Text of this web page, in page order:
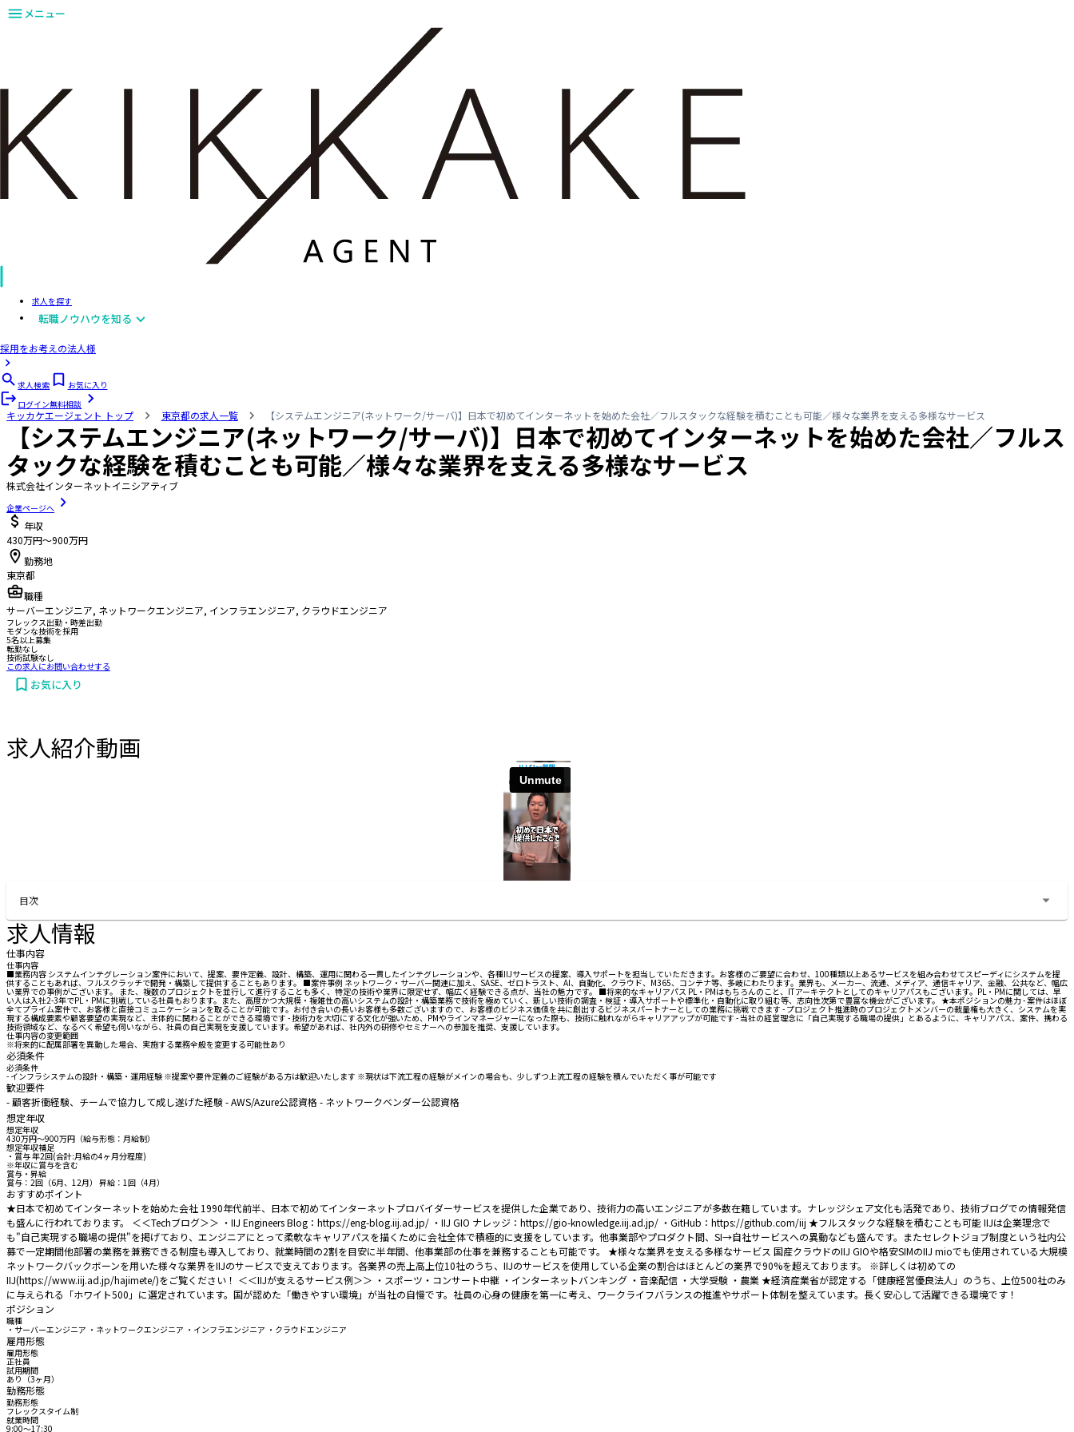
メニュー
求人を探す
転職ノウハウを知る
採用をお考えの法人様
求人検索
お気に入り
ログイン無料相談
キッカケエージェント トップ 東京都の求人一覧 【システムエンジニア(ネットワーク/サーバ)】日本で初めてインターネットを始めた会社／フルスタックな経験を積むことも可能／様々な業界を支える多様なサービス
【システムエンジニア(ネットワーク/サーバ)】日本で初めてインターネットを始めた会社／フルス
タックな経験を積むことも可能／様々な業界を支える多様なサービス
株式会社インターネットイニシアティブ
企業ページへ
年収
430万円〜900万円
勤務地
東京都
職種
サーバーエンジニア, ネットワークエンジニア, インフラエンジニア, クラウドエンジニア
フレックス出勤・時差出勤
モダンな技術を採用
5名以上募集
転勤なし
技術試験なし
この求人にお問い合わせする
お気に入り
お問い合わせする
求人紹介動画
目次
求人情報
仕事内容
仕事内容
■業務内容 システムインテグレーション案件において、提案、要件定義、設計、構築、運用に関わる一貫したインテグレーションや、各種IIJサービスの提案、導入サポートを担当していただきます。お客様のご要望に合わせ、100種類以上あるサービスを組み合わせてスピーディにシステムを提
供することもあれば、フルスクラッチで開発・構築して提供することもあります。 ■案件事例 ネットワーク・サーバー関連に加え、SASE、ゼロトラスト、AI、自動化、クラウド、M365、コンテナ等、多岐にわたります。業界も、メーカー、流通、メディア、通信キャリア、金融、公共など、幅広
い業界での事例がございます。 また、複数のプロジェクトを並行して進行することも多く、特定の技術や業界に限定せず、幅広く経験できる点が、当社の魅力です。 ■将来的なキャリアパス PL・PMはもちろんのこと、ITアーキテクトとしてのキャリアパスもございます。PL・PMに関しては、早
い人は入社2-3年でPL・PMに挑戦している社員もおります。また、高度かつ大規模・複雑性の高いシステムの設計・構築業務で技術を極めていく、新しい技術の調査・検証・導入サポートや標準化・自動化に取り組む等、志向性次第で豊富な機会がございます。 ★本ポジションの魅力 - 案件はほぼ
全てプライム案件で、お客様と直接コミュニケーションを取ることが可能です。お付き合いの長いお客様も多数ございますので、お客様のビジネス価値を共に創出するビジネスパートナーとしての業務に挑戦できます - プロジェクト推進時のプロジェクトメンバーの裁量権も大きく、システムを実
現する構成要素や顧客要望の実現など、主体的に関わることができる環境です - 技術力を大切にする文化が強いため、PMやラインマネージャーになった際も、技術に触れながらキャリアアップが可能です - 当社の経営理念に「自己実現する職場の提供」とあるように、キャリアパス、案件、携わる
技術領域など、なるべく希望も伺いながら、社員の自己実現を支援しています。希望があれば、社内外の研修やセミナーへの参加を推奨、支援しています。
仕事内容の変更範囲
※将来的に配属部署を異動した場合、実施する業務全般を変更する可能性あり
必須条件
必須条件
- インフラシステムの設計・構築・運用経験 ※提案や要件定義のご経験がある方は歓迎いたします ※現状は下流工程の経験がメインの場合も、少しずつ上流工程の経験を積んでいただく事が可能です
歓迎要件
- 顧客折衝経験、チームで協力して成し遂げた経験 - AWS/Azure公認資格 - ネットワークベンダー公認資格
想定年収
想定年収
430万円〜900万円（給与形態：月給制）
想定年収補足
・賞与 年2回(合計:月給の4ヶ月分程度)
※年収に賞与を含む
賞与・昇給
賞与：2回（6月、12月） 昇給：1回（4月）
おすすめポイント
★日本で初めてインターネットを始めた会社 1990年代前半、日本で初めてインターネットプロバイダーサービスを提供した企業であり、技術力の高いエンジニアが多数在籍しています。ナレッジシェア文化も活発であり、技術ブログでの情報発信
も盛んに行われております。 ＜＜Techブログ＞＞ ・IIJ Engineers Blog：https://eng-blog.iij.ad.jp/ ・IIJ GIO ナレッジ：https://gio-knowledge.iij.ad.jp/ ・GitHub：https://github.com/iij ★フルスタックな経験を積むことも可能 IIJは企業理念で
も"自己実現する職場の提供"を掲げており、エンジニアにとって柔軟なキャリアパスを描くために会社全体で積極的に支援をしています。他事業部やプロダクト間、SI→自社サービスへの異動なども盛んです。またセレクトジョブ制度という社内公
募で一定期間他部署の業務を兼務できる制度も導入しており、就業時間の2割を目安に半年間、他事業部の仕事を兼務することも可能です。 ★様々な業界を支える多様なサービス 国産クラウドのIIJ GIOや格安SIMのIIJ mioでも使用されている大規模
ネットワークバックボーンを用いた様々な業界をIIJのサービスで支えております。各業界の売上高上位10社のうち、IIJのサービスを使用している企業の割合はほとんどの業界で90%を超えております。 ※詳しくは初めての
IIJ(https://www.iij.ad.jp/hajimete/)をご覧ください！ ＜＜IIJが支えるサービス例＞＞ ・スポーツ・コンサート中継 ・インターネットバンキング ・音楽配信 ・大学受験 ・農業 ★経済産業省が認定する「健康経営優良法人」のうち、上位500社のみ
に与えられる「ホワイト500」に選定されています。国が認めた「働きやすい環境」が当社の自慢です。社員の心身の健康を第一に考え、ワークライフバランスの推進やサポート体制を整えています。長く安心して活躍できる環境です！
ポジション
職種
・サーバーエンジニア ・ネットワークエンジニア ・インフラエンジニア ・クラウドエンジニア
雇用形態
雇用形態
正社員
試用期間
あり（3ヶ月）
勤務形態
勤務形態
フレックスタイム制
就業時間
9:00〜17:30